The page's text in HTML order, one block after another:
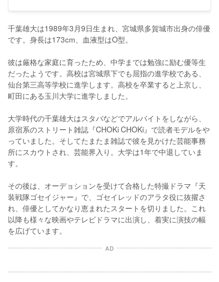
千葉雄大は1989年3月9日生まれ、宮城県多賀城市出身の俳優
です。身長は173cm、血液型はO型。
彼は厳格な家庭に育ったため、中学までは勉強に励む優等生
だったようです。高校は宮城県下でも屈指の進学校である、
仙台第三高等学校に進学します。高校を卒業すると上京し、
町田にある玉川大学に進学しました。
大学時代の千葉雄大はスタバなどでアルバイトをしながら、
原宿系のストリート雑誌『CHOKi CHOKi』で読者モデルをや
っていました。そしてたまたま雑誌で彼を見かけた芸能事務
所にスカウトされ、芸能界入り。大学は1年で中退していま
す。
その後は、オーデョションを受けて合格した特撮ドラマ『天
装戦隊ゴセイジャー』で、ゴセイレッドのアラタ役に抜擢さ
れ、俳優としてかなり恵まれたスタートを切りました。これ
以降も様々な映画やテレビドラマに出演し、着実に演技の幅
を広げています。
AD